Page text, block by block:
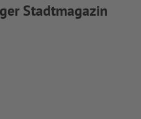
Stadtmagazin